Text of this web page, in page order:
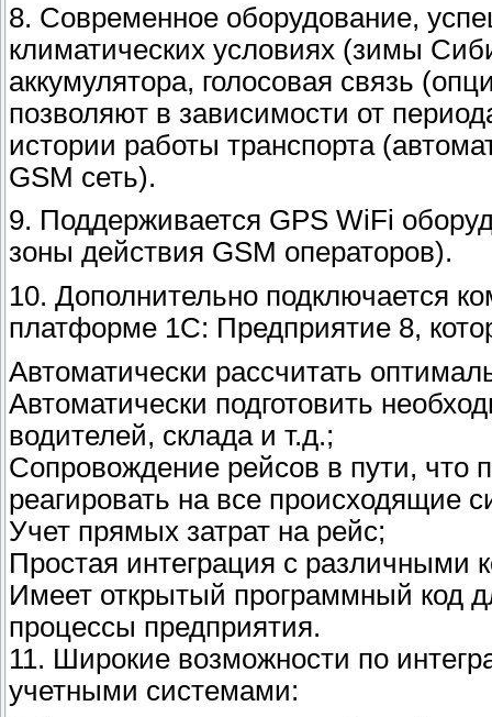
8. Современное оборудование,
климатических условиях (зимы
аккумулятора, голосовая связь
позволяют в зависимости от
истории работы транспорта
GSM сеть).
9. Поддерживается GPS WiFi
зоны действия GSM операторов).
10. Дополнительно подключается
платформе 1С: Предприятие 8,
Автоматически рассчитать
Автоматически подготовить
водителей, склада и т.д.;
Сопровождение рейсов в пути, что
реагировать на все происходящие
Учет прямых затрат на рейс;
Простая интеграция с
Имеет открытый программный код
процессы предприятия.
11. Широкие возможности по
учетными системами: